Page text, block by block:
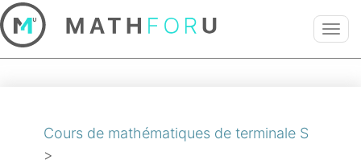
Cours de mathématiques de terminale S
>